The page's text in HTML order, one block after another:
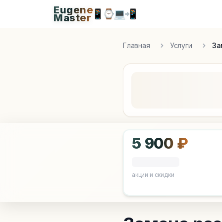
Apple Diagnostics & Engineering Authority
Eugene
Master📱 ⌚💻📲
Главная Услуги
5 900 ₽
акции и скидки